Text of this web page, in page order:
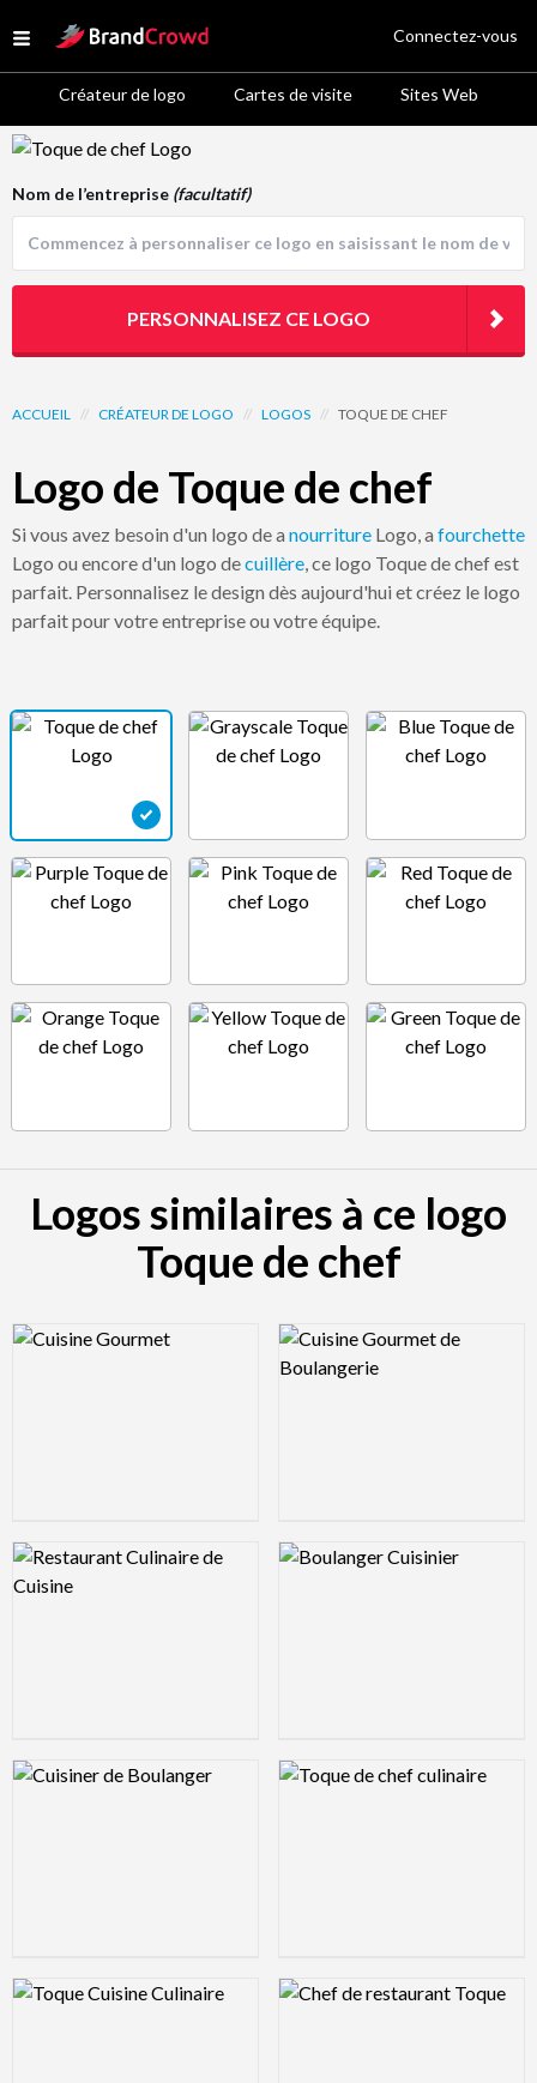
Open menu
Site Logo
Créateur de logo Cartes de visite Sites Web
Connectez-vous
Logo Template Preview
ACCUEIL // CRÉATEUR DE LOGO // LOGOS // TOQUE DE CHEF
Logo de Toque de chef
Si vous avez besoin d'un logo de a nourriture Logo, a fourchette
Logo ou encore d'un logo decuillère, ce logo Toque de chef est
parfait. Personnalisez le design dès aujourd'hui et créez le logo
parfait pour votre entreprise ou votre équipe.
Nom de l’entreprise (facultatif)
PERSONNALISEZ CE LOGO
Logos similaires à ce logo
Toque de chef
Logo Preview Image Logo Preview Image
Logo Preview Image Logo Preview Image
Logo Preview Image Logo Preview Image
Logo Preview Image Logo Preview Image